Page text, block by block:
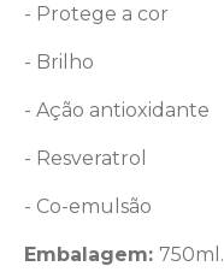
- Protege a cor
- Brilho
- Ação antioxidante
- Resveratrol
- Co-emulsão
Embalagem: 750ml.